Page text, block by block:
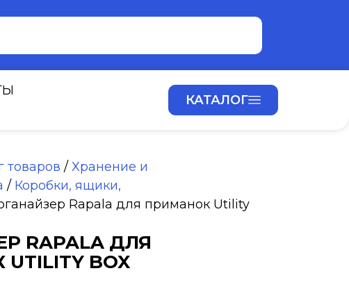
КАТАЛОГ
товаров / Хранение и
/ Коробки, ящики,
Rapala для приманок Utility
RAPALA ДЛЯ
BOX